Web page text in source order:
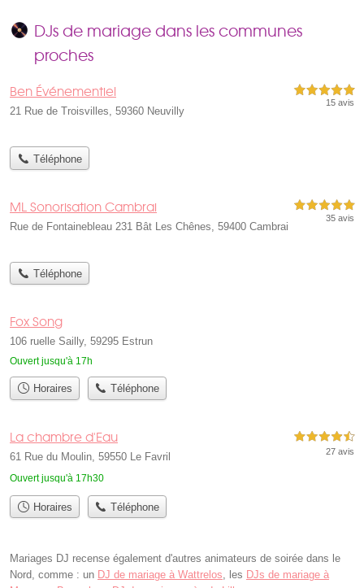
DJs de mariage dans les communes
proches
Ben Événementiel
21 Rue de Troisvilles, 59360 Neuvilly
5,0 étoiles sur 5
15 avis
Téléphone
ML Sonorisation Cambrai
Rue de Fontainebleau 231 Bât Les Chênes, 59400 Cambrai
5,0 étoiles sur 5
35 avis
Téléphone
Fox Song
106 ruelle Sailly, 59295 Estrun
Ouvert jusqu'à 17h
Horaires Téléphone
La chambre d'Eau
61 Rue du Moulin, 59550 Le Favril
Ouvert jusqu'à 17h30
4,5 étoiles sur 5
27 avis
Horaires Téléphone
Mariages DJ recense également d'autres animateurs de soirée dans le
Nord, comme : un DJ de mariage à Wattrelos , les DJs de mariage à